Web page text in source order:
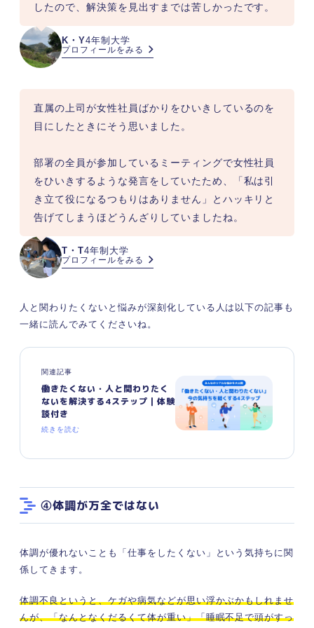
K・Y4年制大学
プロフィールをみる
したので、解決策を見出すまでは苦しかったです。
T・T4年制大学
プロフィールをみる
直属の上司が女性社員ばかりをひいきしているのを
目にしたときにそう思いました。
部署の全員が参加しているミーティングで女性社員
をひいきするような発言をしていたため、「私は引
き立て役になるつもりはありません」とハッキリと
告げてしまうほどうんざりしていましたね。
人と関わりたくないと悩みが深刻化している人は以下の記事も
一緒に読んでみてくださいね。
関連記事
働きたくない・人と関わりたく
ないを解決する4ステップ｜体験
談付き
続きを読む
④体調が万全ではない
体調が優れないことも「仕事をしたくない」という気持ちに関
係してきます。
体調不良というと、ケガや病気などが思い浮かぶかもしれませ
んが、「なんとなくだるくて体が重い」「睡眠不足で頭がすっ